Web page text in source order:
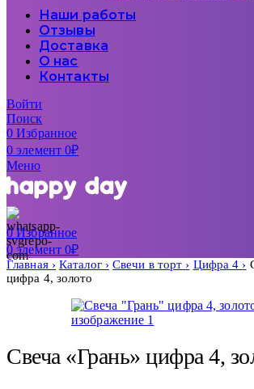
Наши работы
Отзывы
Доставка
О нас
Контакты
Войти
Поиск
0Избранное
0элемент 0₽
Меню
0Избранное
0элемент 0₽
Главная Каталог Свечи в торт Цифра 4
цифра 4, золото
Свеча «Грань» цифра 4,